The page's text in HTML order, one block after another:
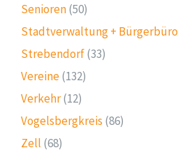
Senioren(50)
Stadtverwaltung + Bürgerbüro
Strebendorf(33)
Vereine(132)
Verkehr(12)
Vogelsbergkreis (86)
Zell (68)